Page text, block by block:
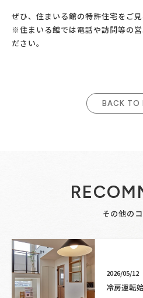
ぜひ、住まいる館の特許住宅をご見
※住まいる館では電話や訪問等の
ださい。
BACK TO
その他の
2026/05/12
冷房運転